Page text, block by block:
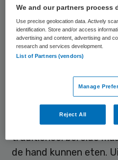
Gelderlander. Daar was
een 3D-printer te
om bijvoorbeeld
makkelijker medicijnen
Kleine porties
De bewoners van de
de instelling krijgen
traditioneel bereide
de hand kunnen eten.
We and our partners process
Use precise geolocation data. Actively
identification. Store and/or access
advertising and content, advertising and
research and services development.
List of Partners (vendors)
Manage
Reject All